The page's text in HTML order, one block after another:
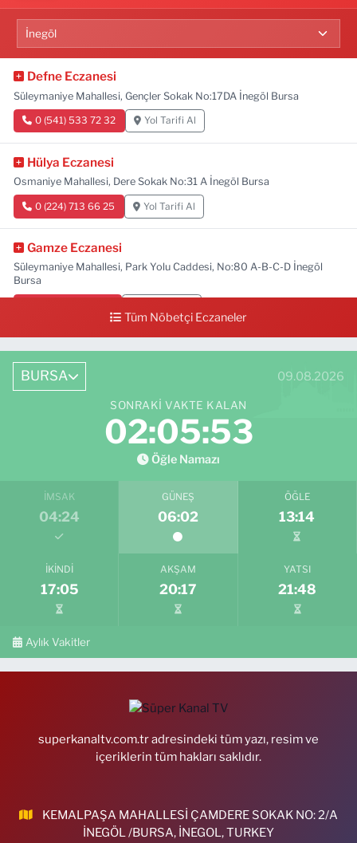
Defne Eczanesi
Süleymaniye Mahallesi, Gençler Sokak No:17DA İnegöl Bursa
0 (541) 533 72 32 Yol Tarifi Al
Hülya Eczanesi
Osmaniye Mahallesi, Dere Sokak No:31 A İnegöl Bursa
0 (224) 713 66 25 Yol Tarifi Al
Gamze Eczanesi
Süleymaniye Mahallesi, Park Yolu Caddesi, No:80 A-B-C-D İnegöl
Bursa
Tüm Nöbetçi Eczaneler
BURSA 09.08.2026
SONRAKI VAKTE KALAN
02:05:51
Öğle Namazı
İMSAK
04:24
GÜNEŞ
06:02
ÖĞLE
13:14
İKINDI
17:05
AKŞAM
20:17
YATSI
21:48
Aylık Vakitler
superkanaltv.com.tr adresindeki tüm yazı, resim ve
içeriklerin tüm hakları saklıdır.
KEMALPAŞA MAHALLESİ ÇAMDERE SOKAK NO: 2/A
İNEGÖL /BURSA, İNEGOL, TURKEY